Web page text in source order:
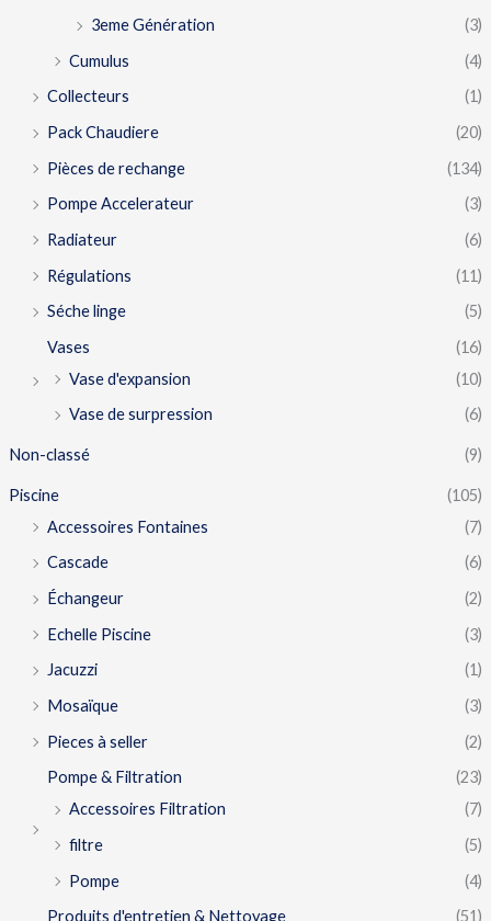
3eme Génération
(3)
Cumulus
(4)
Collecteurs
(1)
Pack Chaudiere
(20)
Pièces de rechange
(134)
Pompe Accelerateur
(3)
Radiateur
(6)
Régulations
(11)
Séche linge
(5)
Vases
(16)
Vase d'expansion
(10)
Vase de surpression
(6)
Non-classé (9)
Piscine
(105)
Accessoires Fontaines
(7)
Cascade
(6)
Échangeur
(2)
Echelle Piscine
(3)
Jacuzzi
(1)
Mosaïque
(3)
Pieces à seller
(2)
Pompe & Filtration
(23)
Accessoires Filtration
(7)
filtre
(5)
Pompe
(4)
Produits d'entretien & Nettoyage
(51)